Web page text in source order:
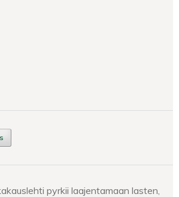
pyrkii laajentamaan lasten,